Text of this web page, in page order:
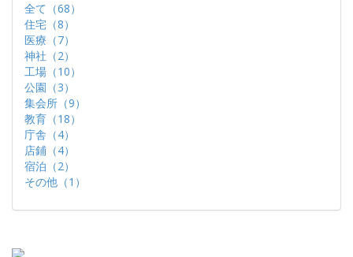
全て（68）
住宅（8）
医療（7）
神社（2）
工場（10）
公園（3）
集会所（9）
教育（18）
庁舎（4）
店鋪（4）
宿泊（2）
その他（1）